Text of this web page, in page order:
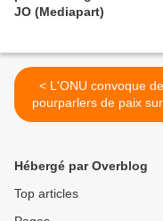
JO (Mediapart)
< L'ONU convoque des
pourparlers de paix sur
Yémen (Le Figaro)
Hébergé par Overblog
Top articles